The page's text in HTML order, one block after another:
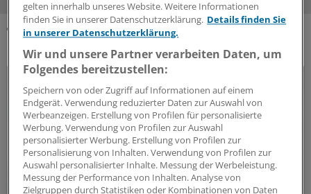
DAS KÖNNTE SIE AUCH INTERESSIEREN
gelten innerhalb unseres Website. Weitere Informationen
finden Sie in unserer Datenschutzerklärung. Details finden Sie
in unserer Datenschutzerklärung.
Wir und unsere Partner verarbeiten Daten, um
Folgendes bereitzustellen:
Speichern von oder Zugriff auf Informationen auf einem
Endgerät. Verwendung reduzierter Daten zur Auswahl von
Werbeanzeigen. Erstellung von Profilen für personalisierte
Werbung. Verwendung von Profilen zur Auswahl
personalisierter Werbung. Erstellung von Profilen zur
Personalisierung von Inhalten. Verwendung von Profilen zur
Auswahl personalisierter Inhalte. Messung der Werbeleistung.
Messung der Performance von Inhalten. Analyse von
Zielgruppen durch Statistiken oder Kombinationen von Daten